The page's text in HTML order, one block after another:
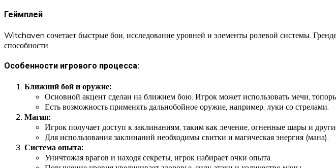
Геймплей
Witchaven сочетает быстрые бои, исследование уровней и элементы ролевой системы.
способности.
Особенности игрового процесса:
Ближний бой и оружие:
Основной акцент сделан на ближнем бою. Игрок может использовать мечи,
Есть возможность применять дальнобойное оружие, например, луки со стрелами.
Магия:
Игрок получает доступ к заклинаниям, таким как лечение, огненные шары и
Для использования заклинаний необходимы свитки и магическая энергия (мана).
Система опыта:
Уничтожая врагов и находя секреты, игрок набирает очки опыта.